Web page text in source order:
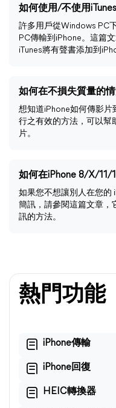
許多用戶從Windows PC
PC傳輸到iPhone。這篇
iTunes將有聲書添加到
想知道iPhone如何傳影
行之有效的方法，可以幫
片。
如何在iPhone 8/X/11/
如果您不想讓別人在您的
簡訊，請參閱這篇文章，
訊的方法。
熱門功能
iPhone傳輸
iPhone回復
HEIC轉換器